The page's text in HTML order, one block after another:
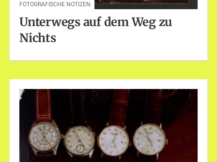
FOTOGRAFISCHE NOTIZEN
Unterwegs auf dem Weg zu
Nichts